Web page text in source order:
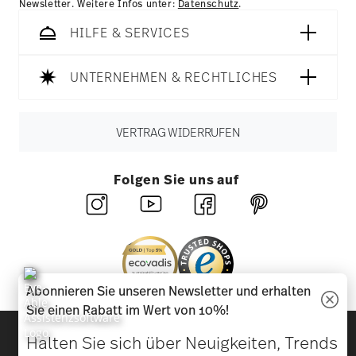
Newsletter. Weitere Infos unter: Datenschutz.
HILFE & SERVICES
UNTERNEHMEN & RECHTLICHES
VERTRAG WIDERRUFEN
Folgen Sie uns auf
Entdecken Sie unsere Marken
Design & Funktionalität für Ihr Zuhause
Abonnieren Sie unseren Newsletter und erhalten
Sie einen Rabatt im Wert von 10%!
Halten Sie sich über Neuigkeiten, Trends